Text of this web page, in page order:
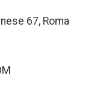
67, Roma